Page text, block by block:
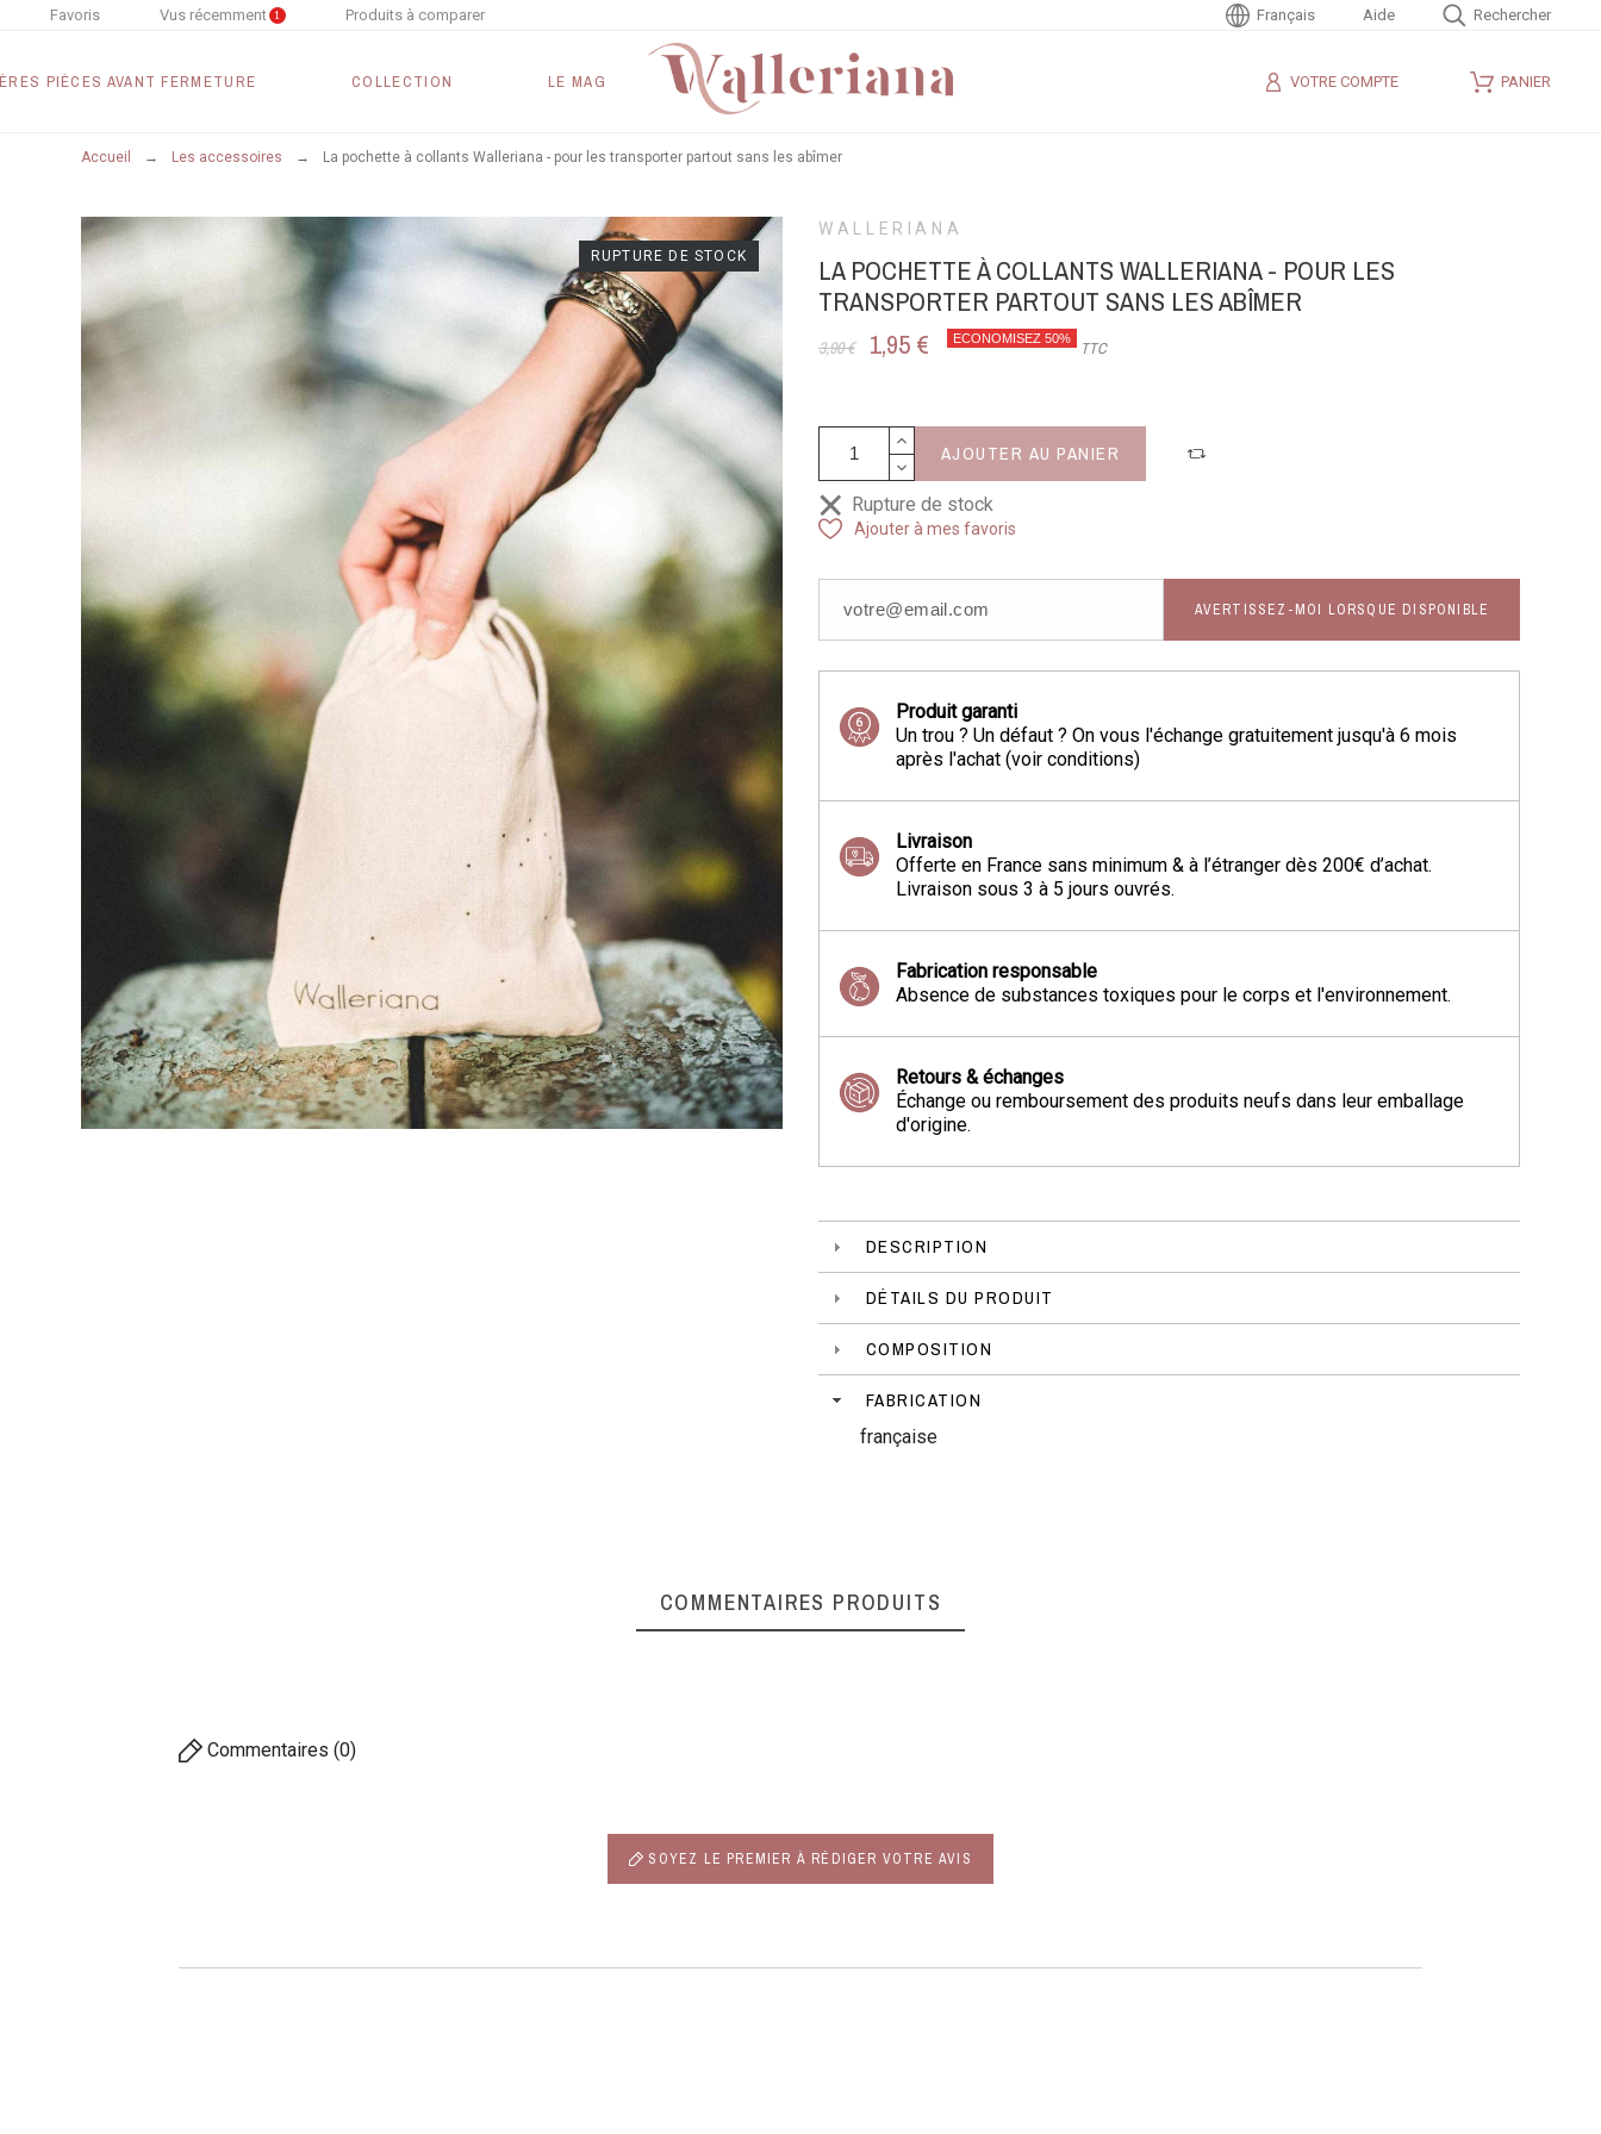
Vus récemment 1 Produits à comparer
Favoris Rechercher
Français Aide
PIÈCES AVANT FERMETURE COLLECTION LE MAG VOTRE COMPTE PANIER
Accueil Les accessoires La pochette à collants Walleriana - pour les transporter partout sans les abîmer
RUPTURE DE STOCK
WALLERIANA
LA POCHETTE À COLLANTS WALLERIANA - POUR LES
TRANSPORTER PARTOUT SANS LES ABÎMER
3,90 € 1,95 € ECONOMISEZ 50%
TTC
AJOUTER AU PANIER
Rupture de stock
Ajouter à mes favoris
AVERTISSEZ-MOI LORSQUE DISPONIBLE
Produit garanti
Un trou ? Un défaut ? On vous l'échange gratuitement jusqu'à 6 mois
après l'achat (voir conditions)
Livraison
Offerte en France sans minimum & à l’étranger dès 200€ d’achat.
Livraison sous 3 à 5 jours ouvrés.
Fabrication responsable
Absence de substances toxiques pour le corps et l'environnement.
Retours & échanges
Échange ou remboursement des produits neufs dans leur emballage
d'origine.
DESCRIPTION
DÉTAILS DU PRODUIT
COMPOSITION
FABRICATION
française
COMMENTAIRES PRODUITS
Commentaires (0)
SOYEZ LE PREMIER À RÉDIGER VOTRE AVIS